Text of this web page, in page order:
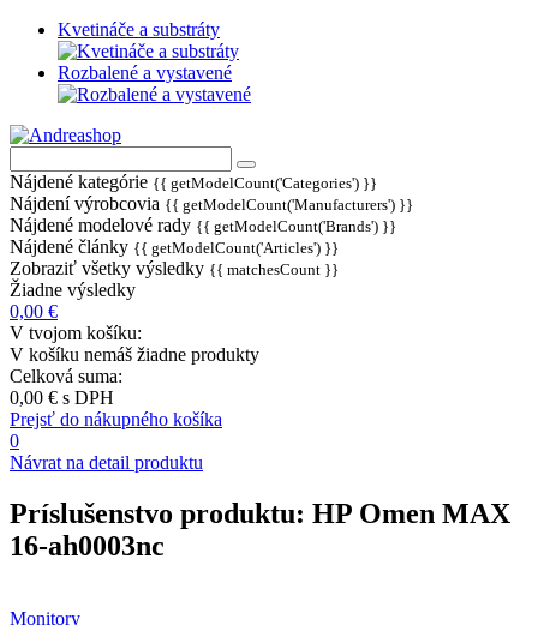
Kvetináče a substráty
Rozbalené a vystavené
Nájdené kategórie {{ getModelCount('Categories') }}
Nájdení výrobcovia {{ getModelCount('Manufacturers') }}
Nájdené modelové rady {{ getModelCount('Brands') }}
Nájdené články {{ getModelCount('Articles') }}
Zobraziť všetky výsledky {{ matchesCount }}
Žiadne výsledky
0,00 €
V tvojom košíku:
V košíku nemáš žiadne produkty
Celková suma:
0,00 € s DPH
Prejsť do nákupného košíka
0
Návrat na detail produktu
Príslušenstvo produktu: HP Omen MAX
16-ah0003nc
Monitory